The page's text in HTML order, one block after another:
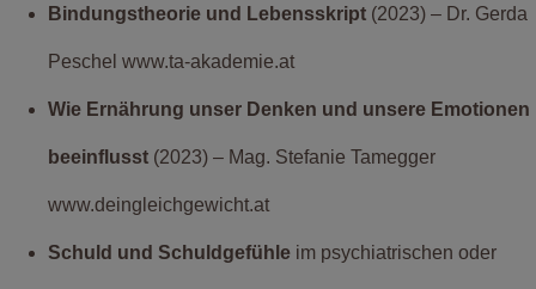
Bindungstheorie und Lebensskript(2023) – Dr. Gerda
Peschel www.ta-akademie.at
Wie Ernährung unser Denken und unsere Emotionen
beeinflusst(2023) – Mag. Stefanie Tamegger
www.deingleichgewicht.at
Schuld und Schuldgefühleim psychiatrischen oder